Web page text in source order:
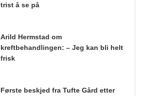
trist å se på
Arild Hermstad om
kreftbehandlingen: – Jeg kan bli helt
frisk
Første beskjed fra Tufte Gård etter